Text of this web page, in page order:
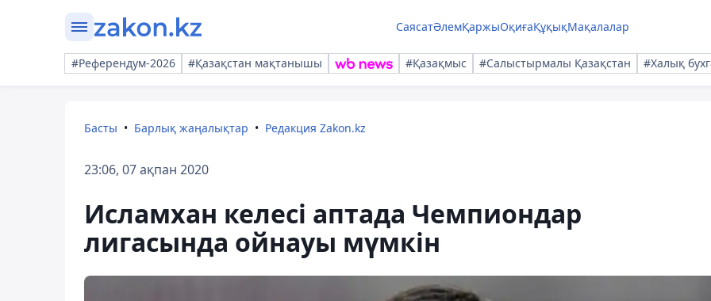
СаясатӘлемҚаржыОқиғаҚұқықМақалалар
#Референдум-2026 #Қазақстан мақтанышы #Қазақмыс #Салыстырмалы Қазақстан #Халық
Басты Барлық жаңалықтар Редакция Zakon.kz
23:06, 07 ақпан 2020
Исламхан келесі аптада Чемпиондар
лигасында ойнауы мүмкін